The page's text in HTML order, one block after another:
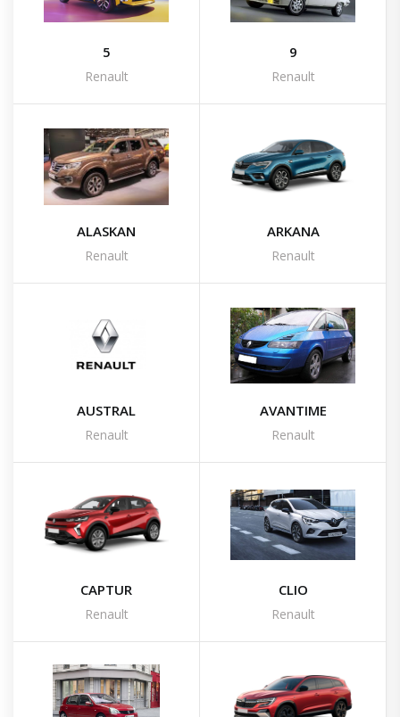
5
Renault
9
Renault
ALASKAN
Renault
ARKANA
Renault
AUSTRAL
Renault
AVANTIME
Renault
CAPTUR
Renault
CLIO
Renault